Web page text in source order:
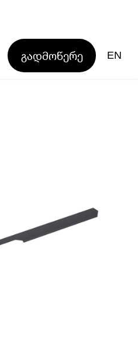
გადმოწერე EN